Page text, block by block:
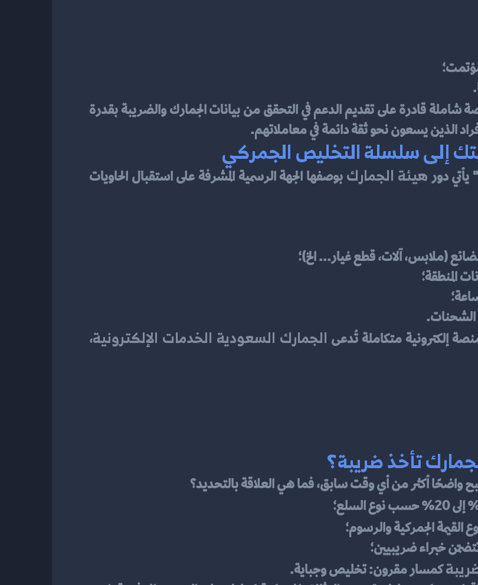
الذين يسعون نحو ثقة دائمة في معاملاتهم.
إلى سلسلة التخليص الجمركي
دور هيئة الجمارك
(ملابس، آلات، قطع غيار... الخ)؛
المنطقة؛
إلكترونية متكاملة تُدعى الجمارك السعودية الخدمات الإلكترونية
تأخذ ضريبة؟
واضحًا أكثر من أي وقت سابق، فما هي العلاقة بالتحديد؟
الجمركية والرسوم؛
خبراء ضريبيين؛
كمسار مقرون: تخليص وجباية.